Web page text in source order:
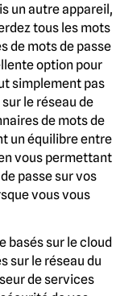
un autre appareil,
tous les mots
de mots de passe
option pour
simplement pas
le réseau de
de mots de
un équilibre entre
vous permettant
passe sur vos
vous vous
basés sur le cloud
sur le réseau du
de services